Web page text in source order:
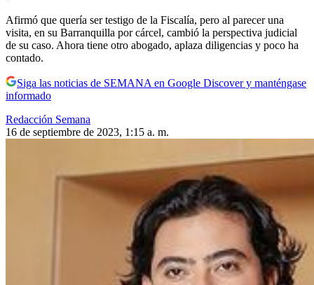
Afirmó que quería ser testigo de la Fiscalía, pero al parecer una
visita, en su Barranquilla por cárcel, cambió la perspectiva judicial
de su caso. Ahora tiene otro abogado, aplaza diligencias y poco ha
contado.
Siga las noticias de SEMANA en Google Discover y manténgase
informado
Redacción Semana
16 de septiembre de 2023, 1:15 a. m.